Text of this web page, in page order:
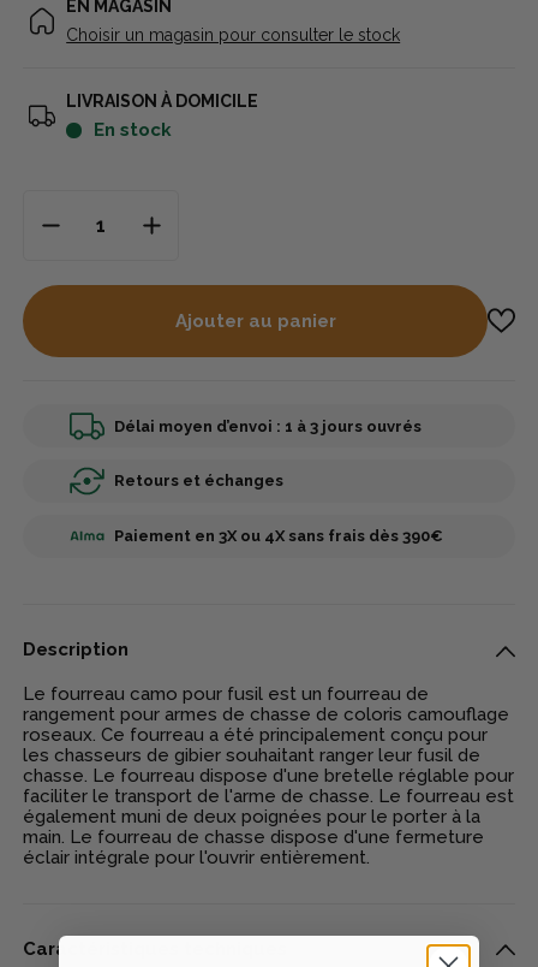
EN MAGASIN
Choisir un magasin pour consulter le stock
LIVRAISON À DOMICILE
en stock
Ajouter au panier
Délai moyen d’envoi : 1 à 3 jours ouvrés
Retours et échanges
Paiement en 3X ou 4X sans frais dès 390€
Description
Le fourreau camo pour fusil est un fourreau de
rangement pour armes de chasse de coloris camouflage
roseaux. Ce fourreau a été principalement conçu pour
les chasseurs de gibier souhaitant ranger leur fusil de
chasse. Le fourreau dispose d'une bretelle réglable pour
faciliter le transport de l'arme de chasse. Le fourreau est
également muni de deux poignées pour le porter à la
main. Le fourreau de chasse dispose d'une fermeture
éclair intégrale pour l'ouvrir entièrement.
Caractéristiques techniques